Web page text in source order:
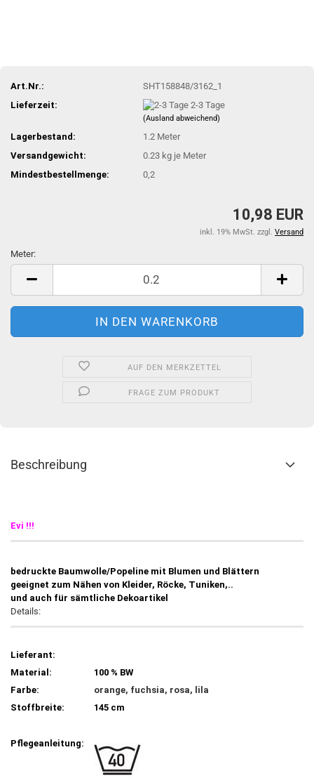
Art.Nr.:
SHT158848/3162_1
Lieferzeit:
2-3 Tage
(Ausland abweichend)
Lagerbestand: 1.2 Meter
Versandgewicht:
0.23 kg je Meter
Mindestbestellmenge:
0,2
10,98 EUR
inkl. 19% MwSt. zzgl. Versand
Meter:
Meter
AUF DEN MERKZETTEL
FRAGE ZUM PRODUKT
Beschreibung
Evi !!!
bedruckte Baumwolle/Popeline mit Blumen und Blättern
geeignet zum Nähen von Kleider, Röcke, Tuniken,..
und auch für sämtliche Dekoartikel
Details:
Lieferant:
Material:
100 % BW
Farbe:
orange, fuchsia, rosa, lila
Stoffbreite:
145 cm
Pflegeanleitung: